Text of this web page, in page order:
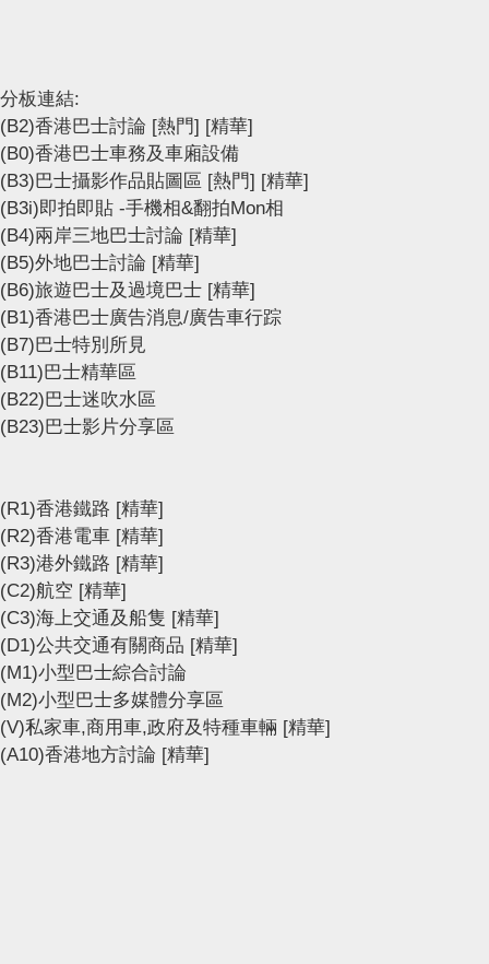
分板連結:
(B2)香港巴士討論 [熱門] [精華]
(B0)香港巴士車務及車廂設備
(B3)巴士攝影作品貼圖區 [熱門] [精華]
(B3i)即拍即貼 -手機相&翻拍Mon相
(B4)兩岸三地巴士討論 [精華]
(B5)外地巴士討論 [精華]
(B6)旅遊巴士及過境巴士 [精華]
(B1)香港巴士廣告消息/廣告車行踪
(B7)巴士特別所見
(B11)巴士精華區
(B22)巴士迷吹水區
(B23)巴士影片分享區
(R1)香港鐵路 [精華]
(R2)香港電車 [精華]
(R3)港外鐵路 [精華]
(C2)航空 [精華]
(C3)海上交通及船隻 [精華]
(D1)公共交通有關商品 [精華]
(M1)小型巴士綜合討論
(M2)小型巴士多媒體分享區
(V)私家車,商用車,政府及特種車輛 [精華]
(A10)香港地方討論 [精華]